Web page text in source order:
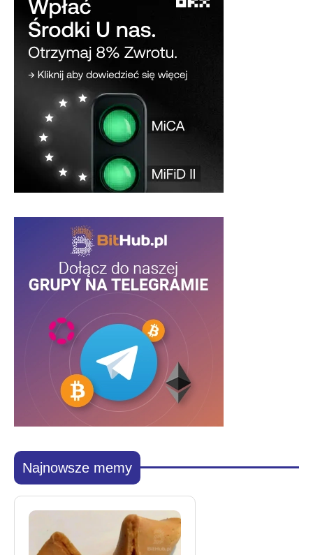
Najnowsze memy